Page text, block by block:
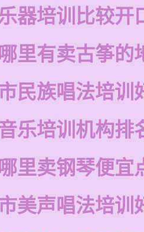
器培训比较开
里有卖古筝的
民族唱法培训
乐培训机构排
里卖钢琴便宜
美声唱法培训